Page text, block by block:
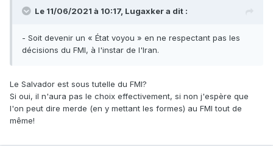
Le 11/06/2021 à 10:17, Lugaxkera dit :
- Soit devenir un « État voyou » en ne respectant pas les
décisions du FMI, à l'instar de l'Iran.
Le Salvador est sous tutelle du FMI?
Si oui, il n'aura pas le choix effectivement, si non j'espère que
l'on peut dire merde (en y mettant les formes) au FMI tout de
même!